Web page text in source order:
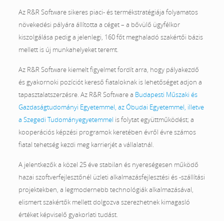
Az R&R Software sikeres piaci- és termékstratégiája folyamatos
növekedési pályára állította a céget – a bővülő ügyfélkor
kiszolgálása pedig a jelenlegi, 160 főt meghaladó szakértői bázis
mellett is új munkahelyeket teremt.
Az R&R Software kiemelt figyelmet fordít arra, hogy pályakezdő
és gyakornoki pozíciót kereső fiataloknak is lehetőséget adjon a
tapasztalatszerzésre. Az R&R Software a Budapesti Műszaki és
Gazdaságtudományi Egyetemmel, az Óbudai Egyetemmel, illetve
a Szegedi Tudományegyetemmel is folytat együttműködést; a
kooperációs képzési programok keretében évről évre számos
fiatal tehetség kezdi meg karrierjét a vállalatnál.
A jelentkezők a közel 25 éve stabilan és nyereségesen működő
hazai szoftverfejlesztőnél üzleti alkalmazásfejlesztési és -szállítási
projektekben, a legmodernebb technológiák alkalmazásával,
elismert szakértők mellett dolgozva szerezhetnek kimagasló
értéket képviselő gyakorlati tudást.